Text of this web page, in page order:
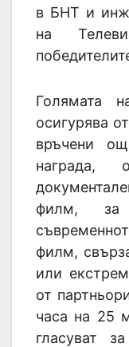
в БНТ и
на
Голямата
осигурява
връчени
награда,
филм, за
филм,
или
от
часа на 25
гласуват